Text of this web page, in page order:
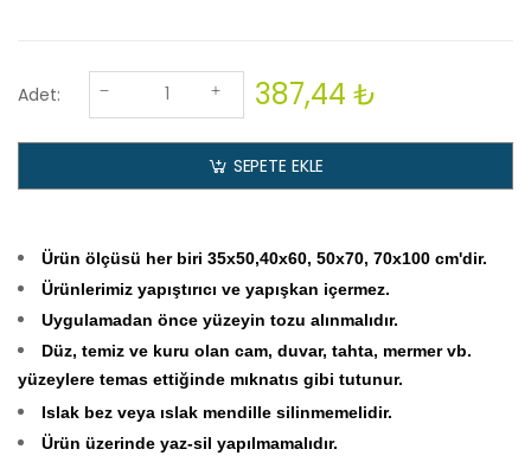
Adet: 387,44 ₺
SEPETE EKLE
Ürün ölçüsü her biri 35x50,40x60, 50x70, 70x100 cm'dir.
Ürünlerimiz yapıştırıcı ve yapışkan içermez.
Uygulamadan önce yüzeyin tozu alınmalıdır.
Düz, temiz ve kuru olan cam, duvar, tahta, mermer vb.
yüzeylere temas ettiğinde mıknatıs gibi tutunur.
Islak bez veya ıslak mendille silinmemelidir.
Ürün üzerinde yaz-sil yapılmamalıdır.